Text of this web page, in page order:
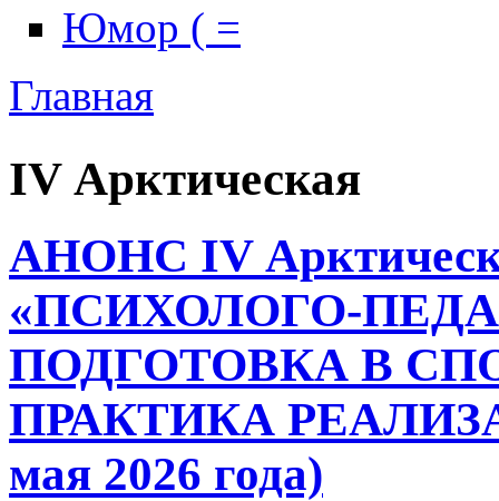
Юмор ( =
Вы здесь
Главная
IV Арктическая
АНОНС IV
«ПСИХОЛОГО-
ПОДГОТОВКА В
ПРАКТИКА
мая 2026 года)